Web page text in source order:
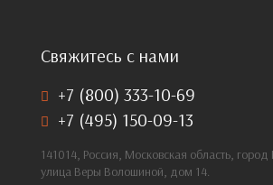
Свяжитесь с нами
+7 (800) 333-10-69
+7 (495) 150-09-13
141014, Россия, Московская область,
улица Веры Волошиной, дом 14.